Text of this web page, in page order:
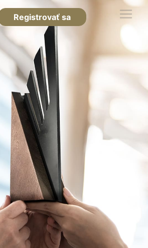
Registrovať sa